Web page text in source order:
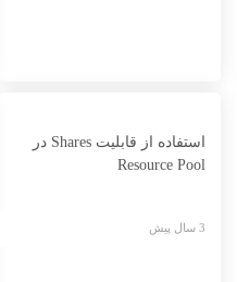
استفاده از قابلیت Shares در
Resource Pool